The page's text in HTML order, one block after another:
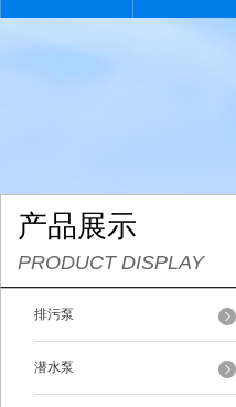
产品展示
PRODUCT DISPLAY
排污泵
潜水泵